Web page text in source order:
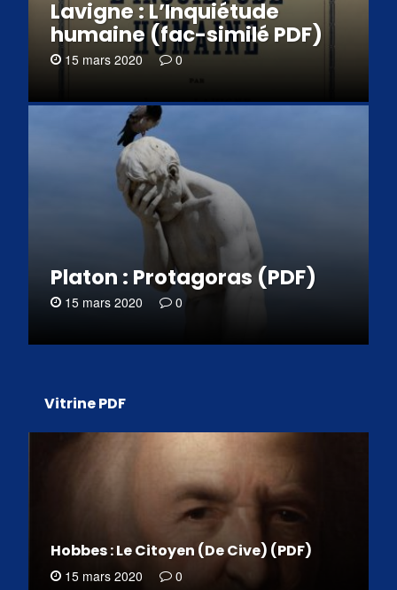
Lavigne : L’Inquiétude
humaine (fac-similé PDF)
15 mars 2020 0
Platon : Protagoras (PDF)
15 mars 2020 0
Vitrine PDF
Hobbes : Le Citoyen (De Cive) (PDF)
15 mars 2020 0